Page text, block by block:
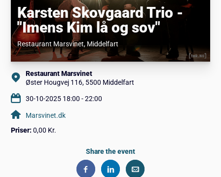
Karsten Skovgaard Trio -
"Imens Kim lå og sov"
Restaurant Marsvinet, Middelfart
Restaurant Marsvinet
Øster Hougvej 116, 5500 Middelfart
30-10-2025 18:00 - 22:00
Marsvinet.dk
Priser: 0,00 Kr.
Share the event